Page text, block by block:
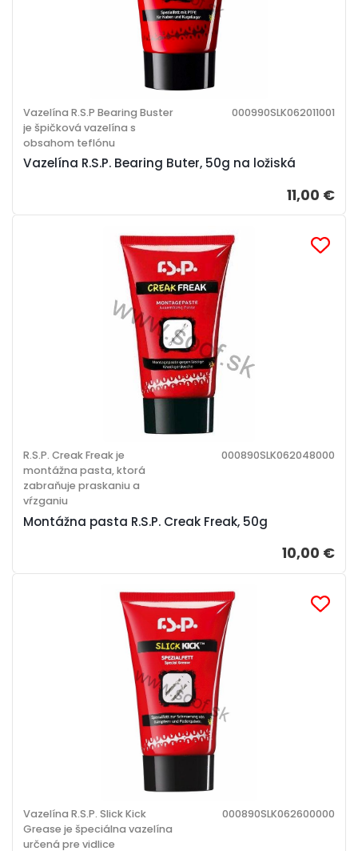
Vazelína R.S.P. Bearing Buter, 50g na ložiská
Vazelína R.S.P Bearing Buster
je špičková vazelína s
obsahom teflónu
000990SLK062011001
11,00 €
Montážna pasta R.S.P. Creak Freak, 50g
R.S.P. Creak Freak je
montážna pasta, ktorá
zabraňuje praskaniu a
vŕzganiu
000890SLK062048000
10,00 €
Vazelína R.S.P. Slick Kick
Grease je špeciálna vazelína
určená pre vidlice
000890SLK062600000